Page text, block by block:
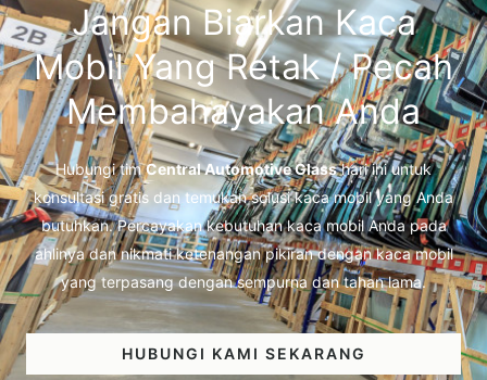
Jangan Biarkan Kaca
Mobil Yang Retak / Pecah
Membahayakan Anda
Hubungi timCentral Automotive Glasshari ini untuk
konsultasi gratis dan temukan solusi kaca mobil yang Anda
butuhkan. Percayakan kebutuhan kaca mobil Anda pada
ahlinya dan nikmati ketenangan pikiran dengan kaca mobil
yang terpasang dengan sempurna dan tahan lama.
HUBUNGI KAMI SEKARANG